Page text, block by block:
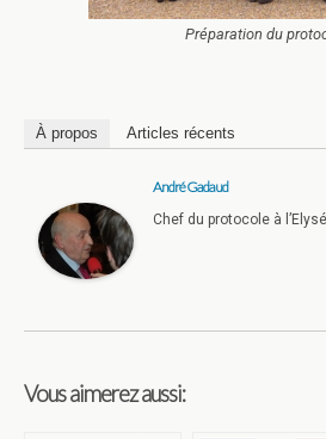
Préparation du
À propos Articles récents
André Gadaud
Chef du protocole à
Vous aimerez aussi: